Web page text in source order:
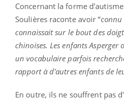
Concernant la forme
Soulières raconte avoir “
connaissait sur le bout des
chinoises. Les enfants
un vocabulaire parfois
rapport à d'autres enfants de
En outre, ils ne souffrent pas